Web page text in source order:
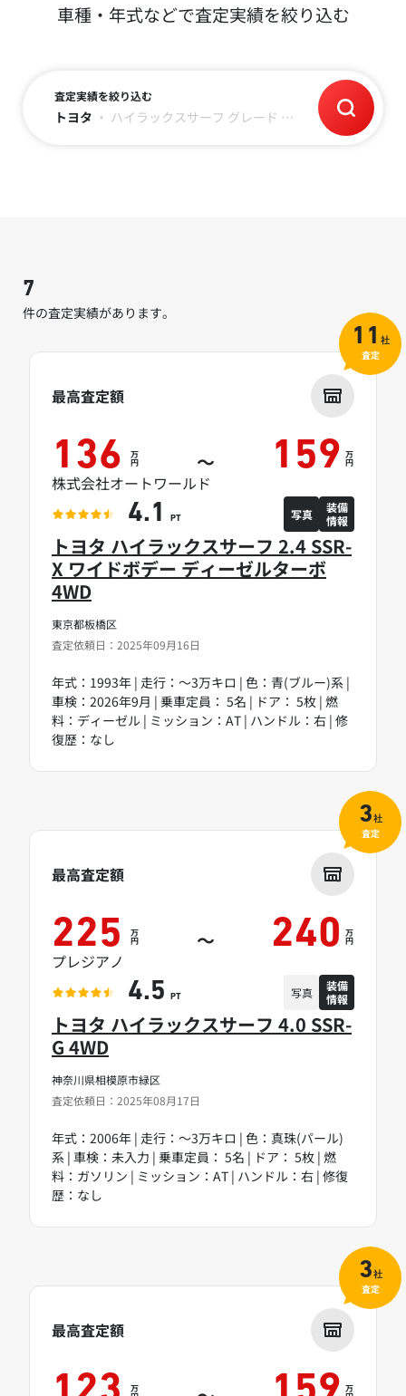
車種・年式などで査定実績を絞り込む
査定実績を絞り込む
トヨタ ・ ハイラックスサーフ グレード ・ 年式 ・～3万キロ
7
件の査定実績があります。
東京都板橋区
査定依頼日：2025年09月16日
トヨタ ハイラックスサーフ 2.4 SSR-
X ワイドボデー ディーゼルターボ
4WD
年式：1993年 | 走行：～3万キロ | 色：青(ブルー)系 |
車検：2026年9月 | 乗車定員： 5名 | ドア： 5枚 | 燃
料：ディーゼル | ミッション：AT | ハンドル：右 | 修
復歴：なし
最高査定額
136 万
円 ～ 159 万
円
株式会社オートワールド
4.1 PT 写真
装備
情報
11 社
査定
神奈川県相模原市緑区
査定依頼日：2025年08月17日
トヨタ ハイラックスサーフ 4.0 SSR-
G 4WD
年式：2006年 | 走行：～3万キロ | 色：真珠(パール)
系 | 車検：未入力 | 乗車定員： 5名 | ドア： 5枚 | 燃
料：ガソリン | ミッション：AT | ハンドル：右 | 修復
歴：なし
最高査定額
225 万
円 ～ 240 万
円
プレジアノ
4.5 PT 写真
装備
情報
3社
査定
最高査定額
万 万
3社
査定